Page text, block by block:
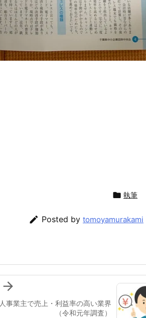
 執筆
 Posted by tomoyamurakami
事業主で売上・利益率の高い業界
（令和元年調査）
